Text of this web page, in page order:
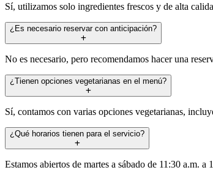
Sí, utilizamos solo ingredientes frescos y de alta
¿Es necesario reservar con anticipación?
No es necesario, pero recomendamos hacer una
¿Tienen opciones vegetarianas en el menú?
Sí, contamos con varias opciones vegetarianas,
¿Qué horarios tienen para el servicio?
Estamos abiertos de martes a sábado de 11:30 a.m.